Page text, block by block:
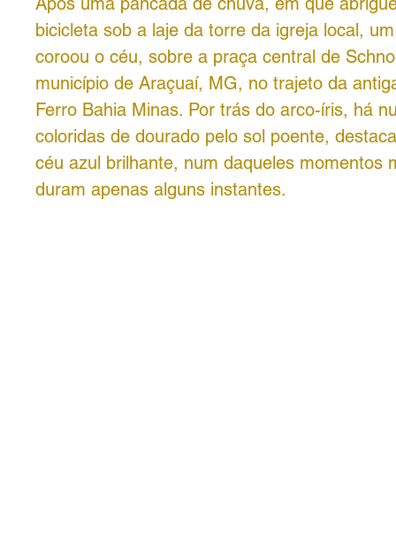
bicicleta sob a laje da torre da igreja local,
coroou o céu, sobre a praça central de
município de Araçuaí, MG, no trajeto da
Ferro Bahia Minas. Por trás do arco-íris, há
coloridas de dourado pelo sol poente,
céu azul brilhante, num daqueles momentos
duram apenas alguns instantes.